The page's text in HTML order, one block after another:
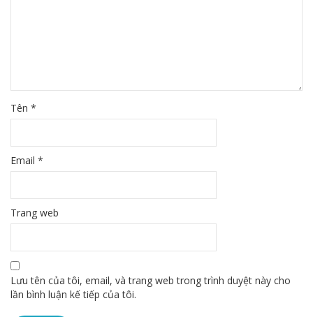
Tên *
Email *
Trang web
Lưu tên của tôi, email, và trang web trong trình duyệt này cho
lần bình luận kế tiếp của tôi.